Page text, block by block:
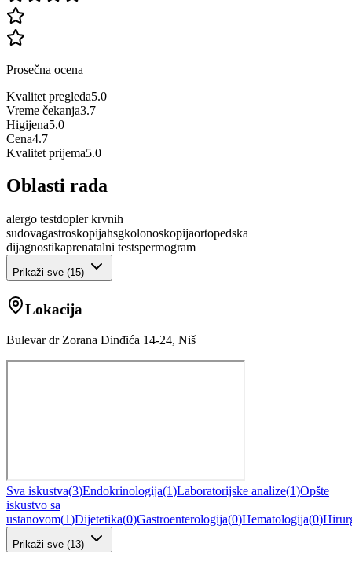
Prosečna ocena
Kvalitet pregleda5.0
Vreme čekanja3.7
Higijena5.0
Cena4.7
Kvalitet prijema5.0
Oblasti rada
alergo testdopler krvnih
sudovagastroskopijahsgkolonoskopijaortopedska
dijagnostikaprenatalni testspermogram
Prikaži sve (15)
Lokacija
Bulevar dr Zorana Đinđića 14-24, Niš
Sva iskustva(3)Endokrinologija(1)Laboratorijske analize(1)Opšte
iskustvo sa
ustanovom(1)Dijetetika(0)Gastroenterologija(0)Hematologija(0)
Prikaži sve (13)